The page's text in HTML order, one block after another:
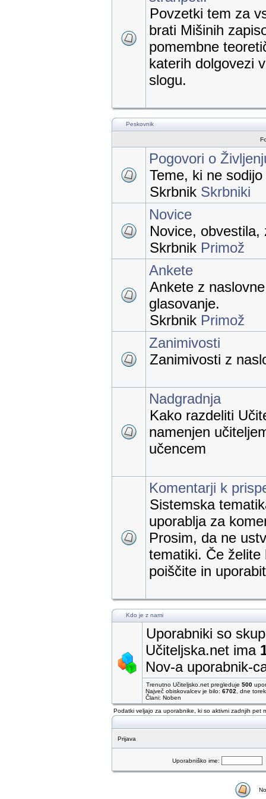
Povzetki tem za
brati Mišinih
pomembne
katerih dolgovezi
slogu.
Peskovnik
Pogovori o
Teme, ki ne
Skrbnik Skrbniki
Novice
Novice, obvestila,
Skrbnik Primož
Ankete
Ankete z
glasovanje.
Skrbnik Primož
Zanimivosti
Zanimivosti z
Nadgradnja
Kako razdeliti
namenjen
učencem
Komentarji k
Sistemska
uporablja za
Prosim, da ne
tematiki. Če želite
poiščite in
Kdo je z nami
Uporabniki so
Učiteljska.net ima
Nov-a uporabnik-
Trenutno Učiteljsko.net pregleduje 500
Največ obiskovalcev je bilo: 6702 , dne
Člani: Noben
Podatki veljajo za uporabnike, ki so aktivni zadnjih pet
Prijava
Uporabniško ime: